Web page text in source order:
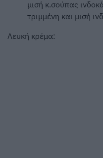
μισή κ.σούπας
τριμμένη και μισή
Λευκή κρέμα: